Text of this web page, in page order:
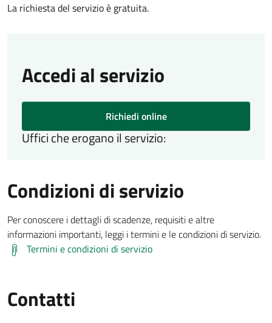
La richiesta del servizio è gratuita.
Accedi al servizio
Richiedi online
Uffici che erogano il servizio:
Condizioni di servizio
Per conoscere i dettagli di scadenze, requisiti e altre
informazioni importanti, leggi i termini e le condizioni di servizio.
Termini e condizioni di servizio
Contatti